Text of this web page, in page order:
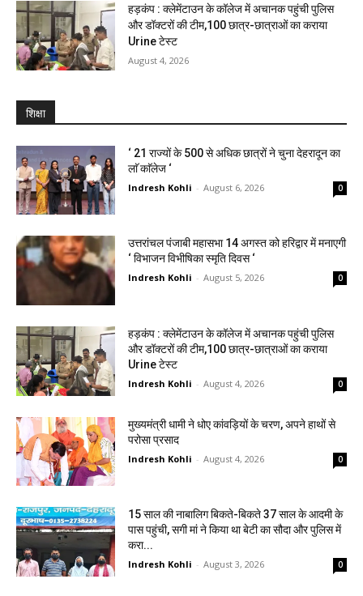
हड़कंप : क्लेमेंटाउन के कॉलेज में अचानक पहुंची पुलिस
और डॉक्टरों की टीम,100 छात्र-छात्राओं का कराया
Urine टेस्ट
August 4, 2026
शिक्षा
‘ 21 राज्यों के 500 से अधिक छात्रों ने चुना देहरादून का
लाॅ काॅलेज ‘
Indresh Kohli - August 6, 2026 0
उत्तरांचल पंजाबी महासभा 14 अगस्त को हरिद्वार में मनाएगी
‘ विभाजन विभीषिका स्मृति दिवस ‘
Indresh Kohli - August 5, 2026 0
हड़कंप : क्लेमेंटाउन के कॉलेज में अचानक पहुंची पुलिस
और डॉक्टरों की टीम,100 छात्र-छात्राओं का कराया
Urine टेस्ट
Indresh Kohli - August 4, 2026 0
मुख्यमंत्री धामी ने धोए कांवड़ियों के चरण, अपने हाथों से
परोसा प्रसाद
Indresh Kohli - August 4, 2026 0
15 साल की नाबालिग बिकते-बिकते 37 साल के आदमी के
पास पहुंची, सगी मां ने किया था बेटी का सौदा और पुलिस में
करा...
Indresh Kohli - August 3, 2026 0